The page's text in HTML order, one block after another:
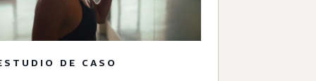
DE CASO